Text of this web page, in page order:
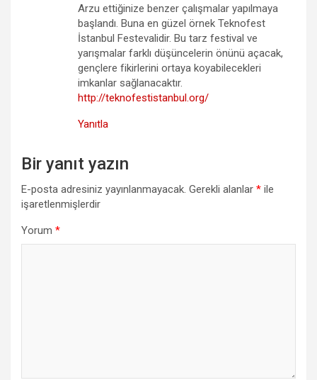
Arzu ettiğinize benzer çalışmalar yapılmaya
başlandı. Buna en güzel örnek Teknofest
İstanbul Festevalidir. Bu tarz festival ve
yarışmalar farklı düşüncelerin önünü açacak,
gençlere fikirlerini ortaya koyabilecekleri
imkanlar sağlanacaktır.
http://teknofestistanbul.org/
Yanıtla
Bir yanıt yazın
E-posta adresiniz yayınlanmayacak. Gerekli alanlar * ile
işaretlenmişlerdir
Yorum *